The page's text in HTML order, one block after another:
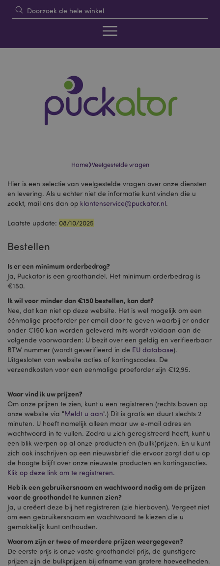
Home›Veelgestelde vragen
Hier is een selectie van veelgestelde vragen over onze diensten
en levering. Als u echter niet de informatie kunt vinden die u
zoekt, mail ons dan op klantenservice@puckator.nl.
Laatste update: 08/10/2025
Bestellen
Is er een minimum orderbedrag?
Ja, Puckator is een groothandel. Het minimum orderbedrag is
€150.
Ik wil voor minder dan €150 bestellen, kan dat?
Nee, dat kan niet op deze website. Het is wel mogelijk om een
éénmalige proeforder per email door te geven waarbij er onder
onder €150 kan worden geleverd mits wordt voldaan aan de
volgende voorwaarden: U bezit over een geldig en verifieerbaar
BTW nummer (wordt geverifieerd in de EU database).
Uitgesloten van website acties of kortingscodes. De
verzendkosten voor een eenmalige proeforder zijn €12,95.
Waar vind ik uw prijzen?
Om onze prijzen te zien, kunt u een registreren (rechts boven op
onze website via "Meldt u aan".) Dit is gratis en duurt slechts 2
minuten. U hoeft namelijk alleen maar uw e-mail adres en
wachtwoord in te vullen. Zodra u zich geregistreerd heeft, kunt u
een blik werpen op al onze producten en (bullk)prijzen. En u kunt
zich ook inschrijven op een nieuwsbrief die ervoor zorgt dat u op
de hoogte blijft over onze nieuwste producten en kortingsacties.
Klik op deze link om te registreren.
Heb ik een gebruikersnaam en wachtwoord nodig om de prijzen
voor de groothandel te kunnen zien?
Ja, u creëert deze bij het registreren (zie hierboven). Vergeet niet
om een gebruikersnaam en wachtwoord te kiezen die u
gemakkelijk kunt onthouden.
Waarom zijn er twee of meerdere prijzen weergegeven?
De eerste prijs is onze vaste groothandel prijs, de gunstigere
prijzen zijn de bulkprijzen bij afname van grotere hoeveelheden.